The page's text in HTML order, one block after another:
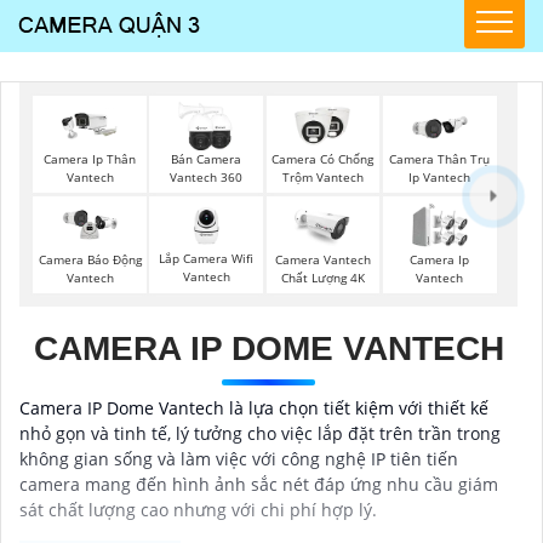
Camera Ip Thân
Vantech
Bán Camera
Vantech 360
Camera Có Chống
Trộm Vantech
Camera Thân Trụ
Ip Vantech
Camera Báo Động
Vantech
Lắp Camera Wifi
Vantech
Camera Vantech
Chất Lượng 4K
Camera Ip
Vantech
CAMERA IP DOME VANTECH
Camera IP Dome Vantech là lựa chọn tiết kiệm với thiết kế
nhỏ gọn và tinh tế, lý tưởng cho việc lắp đặt trên trần trong
không gian sống và làm việc với công nghệ IP tiên tiến
camera mang đến hình ảnh sắc nét đáp ứng nhu cầu giám
sát chất lượng cao nhưng với chi phí hợp lý.